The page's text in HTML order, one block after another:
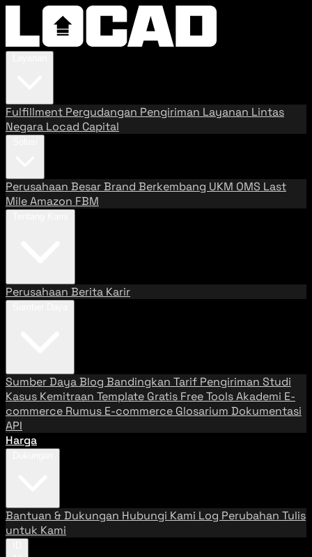
Fulfillment Pergudangan Pengiriman Layanan Lintas
Negara Locad Capital
Perusahaan BesarBrand Berkembang UKM OMS Last
MileAmazon FBM
Perusahaan Berita Karir
Sumber DayaBlog Bandingkan Tarif Pengiriman Studi
Kasus Kemitraan Template Gratis Free ToolsAkademi E-
commerce Rumus E-commerce Glosarium Dokumentasi
API
Harga
Bantuan & Dukungan Hubungi Kami Log Perubahan Tulis
untuk Kami